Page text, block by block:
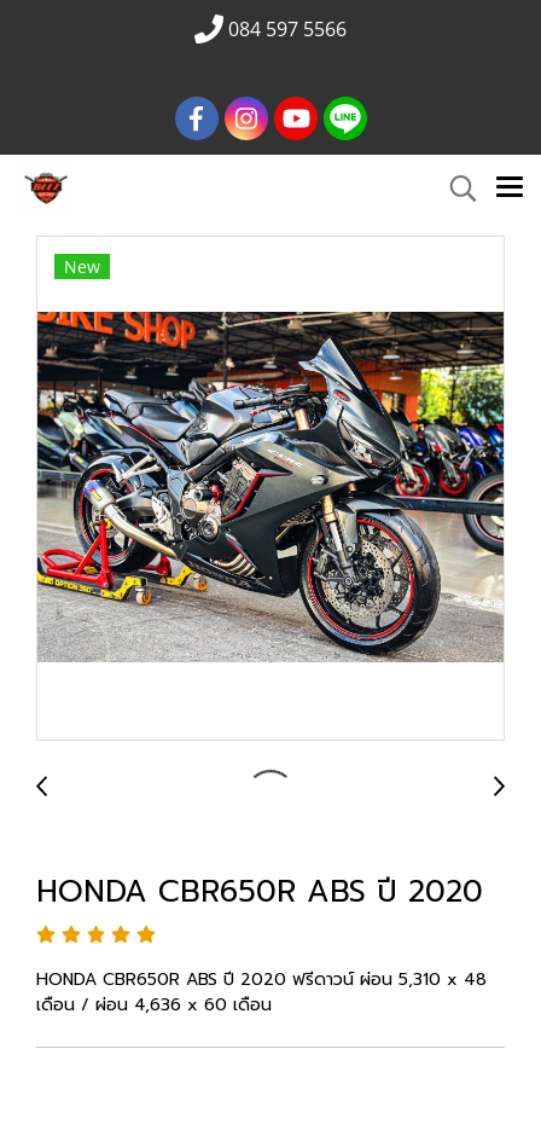
084 597 5566
New
HONDA CBR650R ABS ปี 2020
HONDA CBR650R ABS ปี 2020 ฟรีดาวน์ ผ่อน 5,310 x 48
เดือน / ผ่อน 4,636 x 60 เดือน